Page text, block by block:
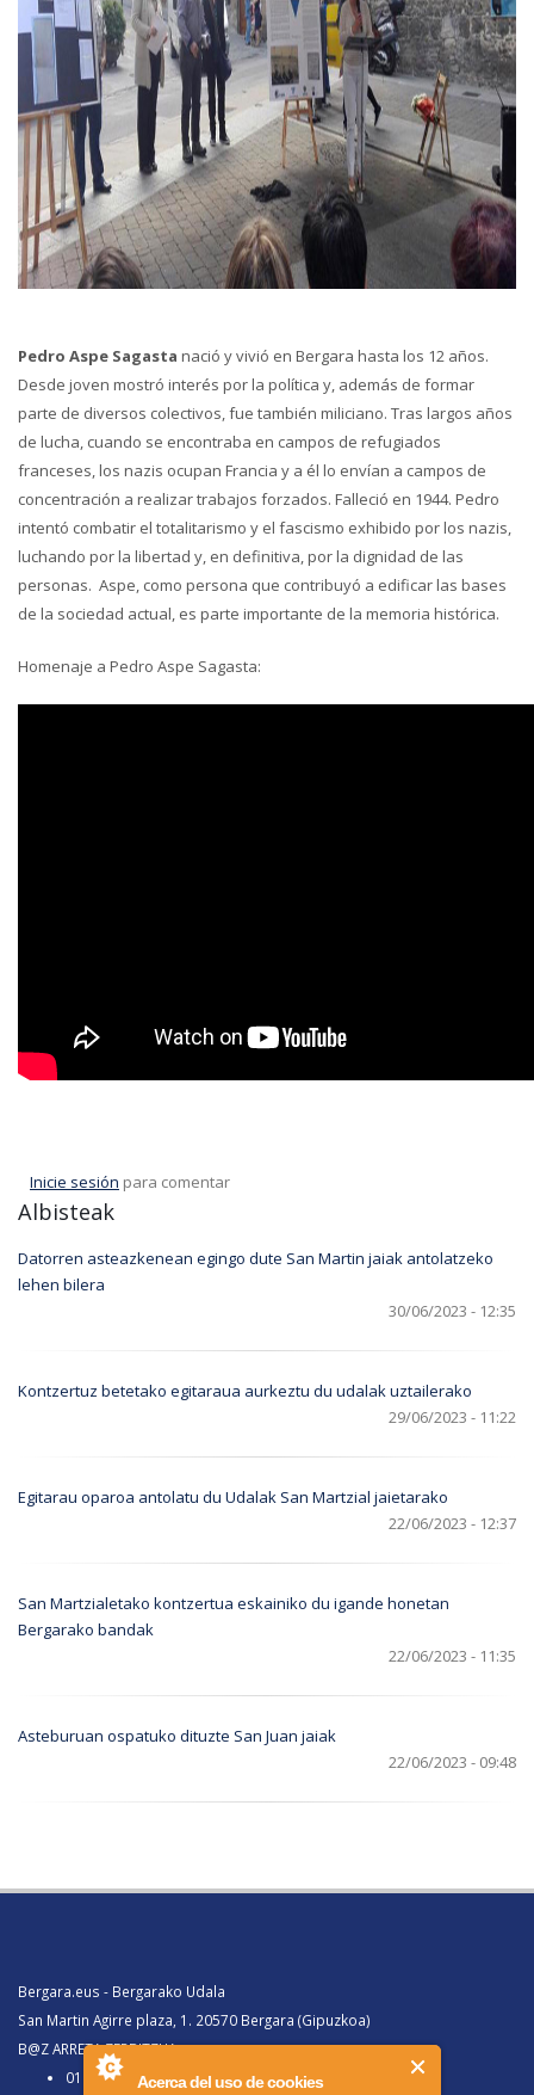
Acerca del uso de cookies
Pedro Aspe Sagasta nació y vivió en Bergara hasta los 12 años.
Desde joven mostró interés por la política y, además de formar
parte de diversos colectivos, fue también miliciano. Tras largos años
de lucha, cuando se encontraba en campos de refugiados
franceses, los nazis ocupan Francia y a él lo envían a campos de
concentración a realizar trabajos forzados. Falleció en 1944. Pedro
intentó combatir el totalitarismo y el fascismo exhibido por los nazis,
luchando por la libertad y, en definitiva, por la dignidad de las
personas. Aspe, como persona que contribuyó a edificar las bases
de la sociedad actual, es parte importante de la memoria histórica.
Homenaje a Pedro Aspe Sagasta:
Inicie sesión para comentar
Albisteak
Datorren asteazkenean egingo dute San Martin jaiak antolatzeko
lehen bilera
30/06/2023 - 12:35
Kontzertuz betetako egitaraua aurkeztu du udalak uztailerako
29/06/2023 - 11:22
Egitarau oparoa antolatu du Udalak San Martzial jaietarako
22/06/2023 - 12:37
San Martzialetako kontzertua eskainiko du igande honetan
Bergarako bandak
22/06/2023 - 11:35
Asteburuan ospatuko dituzte San Juan jaiak
22/06/2023 - 09:48
Bergara.eus - Bergarako Udala
San Martin Agirre plaza, 1. 20570 Bergara (Gipuzkoa)
B@Z ARRETA ZERBITZUA:
010, Bergaratik deituz gero